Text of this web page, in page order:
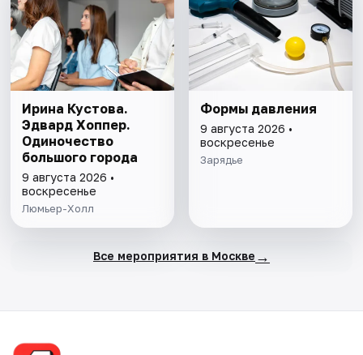
Ирина Кустова.
Эдвард Хоппер.
Одиночество
большого города
9 августа 2026 •
воскресенье
Люмьер-Холл
Формы давления
9 августа 2026 •
воскресенье
Зарядье
Все мероприятия в Москве →